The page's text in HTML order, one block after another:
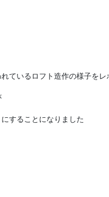
ているロフト造作の様子をレ
することになりました